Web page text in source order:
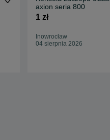
axion seria 800
1 zł
Inowrocław
04 sierpnia 2026